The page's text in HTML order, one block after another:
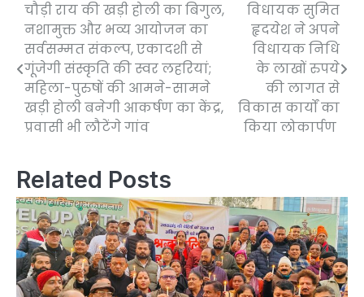
Post
navigation
चौड़ी राय की खड़ी होली का बिगुल,
नशामुक्त और भव्य आयोजन का
सर्वसम्मत संकल्प, एकादशी से
गूंजेगी संस्कृति की स्वर लहरियां;
महिला-पुरुषों की आमने-सामने
खड़ी होली बनेगी आकर्षण का केंद्र,
प्रवासी भी लौटेंगे गांव
विधायक सुमित
हृदयेश ने अपने
विधायक निधि
के लाखों रुपये
की लागत से
विकास कार्यों का
किया लोकार्पण
Related Posts